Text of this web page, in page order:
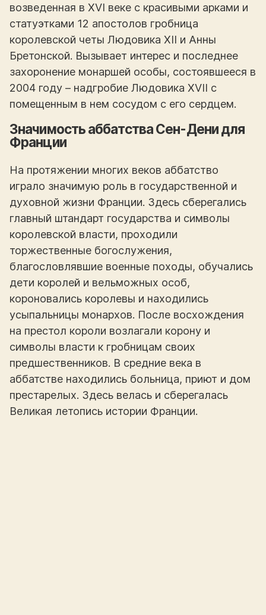
возведенная в XVI веке с красивыми арками и
статуэтками 12 апостолов гробница
королевской четы Людовика XII и Анны
Бретонской. Вызывает интерес и последнее
захоронение монаршей особы, состоявшееся в
2004 году – надгробие Людовика XVII с
помещенным в нем сосудом с его сердцем.
Значимость аббатства Сен-Дени для
Франции
На протяжении многих веков аббатство
играло значимую роль в государственной и
духовной жизни Франции. Здесь сберегались
главный штандарт государства и символы
королевской власти, проходили
торжественные богослужения,
благословлявшие военные походы, обучались
дети королей и вельможных особ,
короновались королевы и находились
усыпальницы монархов. После восхождения
на престол короли возлагали корону и
символы власти к гробницам своих
предшественников. В средние века в
аббатстве находились больница, приют и дом
престарелых. Здесь велась и сберегалась
Великая летопись истории Франции.